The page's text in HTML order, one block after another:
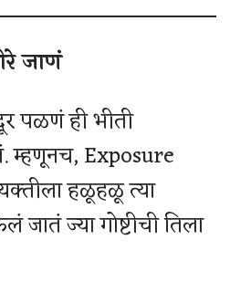
जाणं
पळणं ही भीती
म्हणूनच, Exposure
हळूहळू त्या
जातं ज्या गोष्टीची तिला